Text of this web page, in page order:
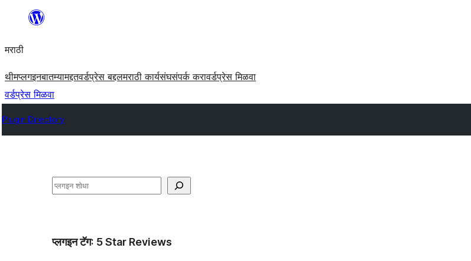
सामुग्रीवर
मराठी
थीमप्लगइनबातम्यामद्दतवर्डप्रेस बद्दलमराठी कार्यसंघसंपर्क करावर्डप्रेस मिळवा
वर्डप्रेस मिळवा
Plugin Directory
शोधा
प्लगइन टॅग: 5 Star Reviews